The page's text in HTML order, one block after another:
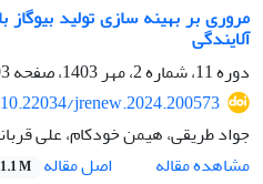
مروری بر بهینه سازی تولید
آلایندگی
دوره 11، شماره 2، مهر 1403، صفحه
jrenew.2024.200573
جواد طریقی، هیمن خودکام، علی
مشاهده مقاله
اصل مقاله 1.1 M